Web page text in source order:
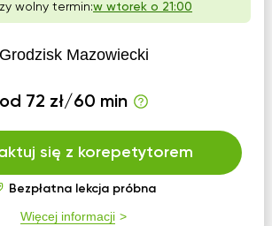
wolny termin:w wtorek o 21:00
Grodzisk Mazowiecki
od 72 zł/60 min
się z korepetytorem
Bezpłatna lekcja próbna
Więcej informacji